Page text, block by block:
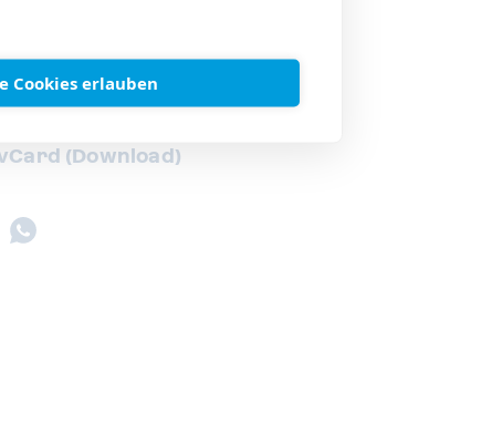
Cookies erlauben
79 929 48 00
(Download)